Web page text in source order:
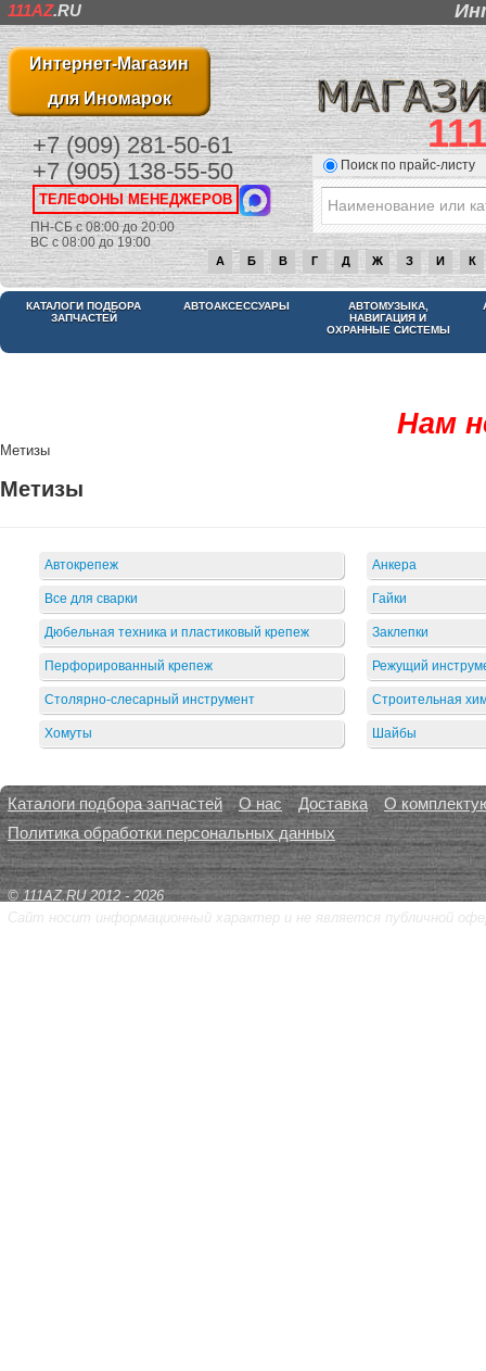
111AZ.RU
Интернет-Магазин
для Иномарок
+7 (909) 281-50-61
+7 (905) 138-55-50
ТЕЛЕФОНЫ МЕНЕДЖЕРОВ
ПН-СБ с 08:00 до 20:00
ВС с 08:00 до 19:00
Поиск по прайс-листу
А Б В Г Д Ж З И К
КАТАЛОГИ ПОДБОРА
ЗАПЧАСТЕЙ
АВТОАКСЕССУАРЫ
АВТОМУЗЫКА,
НАВИГАЦИЯ И
ОХРАННЫЕ СИСТЕМЫ
Нам
Метизы
Метизы
Автокрепеж Анкера
Все для сварки Гайки
Дюбельная техника и пластиковый крепеж Заклепки
Перфорированный крепеж Режущий
Столярно-слесарный инструмент Строительная
Хомуты Шайбы
Каталоги подбора запчастей О нас Доставка
О
Политика обработки персональных данных
© 111AZ.RU 2012 - 2026
Сайт носит информационный характер и не является публичной